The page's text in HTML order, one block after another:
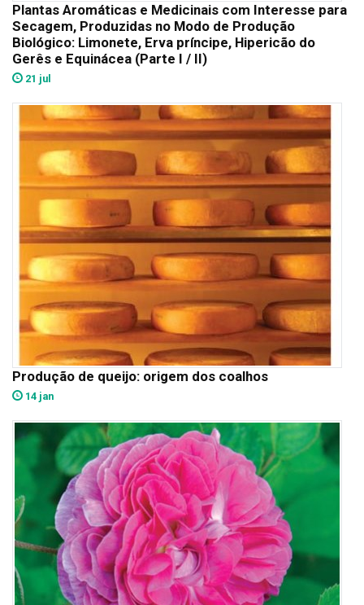
Plantas Aromáticas e Medicinais com Interesse para
Secagem, Produzidas no Modo de Produção
Biológico: Limonete, Erva príncipe, Hipericão do
Gerês e Equinácea (Parte I / II)
21 jul
Produção de queijo: origem dos coalhos
14 jan